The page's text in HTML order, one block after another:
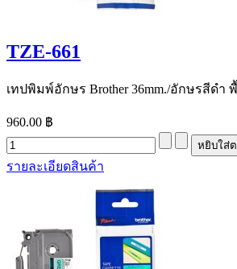
TZE-661
เทปพิมพ์อักษร Brother 36mm./อักษรสีดำ
960.00 ฿
รายละเอียดสินค้า